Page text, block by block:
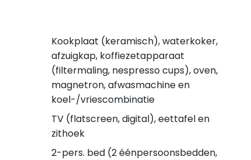
Kookplaat (keramisch), waterkoker,
afzuigkap, koffiezetapparaat
(filtermaling, nespresso cups), oven,
magnetron, afwasmachine en
koel-/vriescombinatie
TV (flatscreen, digital), eettafel en
zithoek
2-pers. bed (2 éénpersoonsbedden,